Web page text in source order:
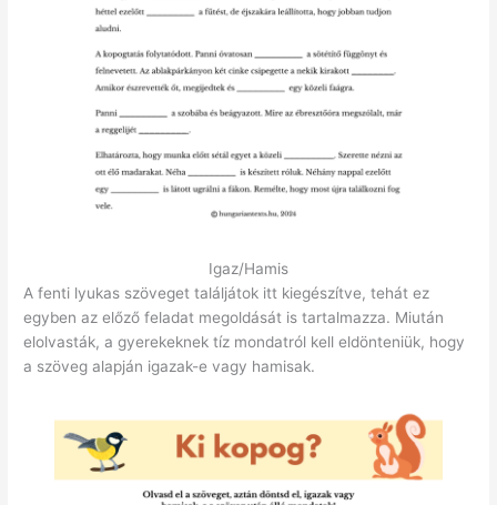
Igaz/Hamis
A fenti lyukas szöveget találjátok itt kiegészítve, tehát ez
egyben az előző feladat megoldását is tartalmazza. Miután
elolvasták, a gyerekeknek tíz mondatról kell eldönteniük, hogy
a szöveg alapján igazak-e vagy hamisak.